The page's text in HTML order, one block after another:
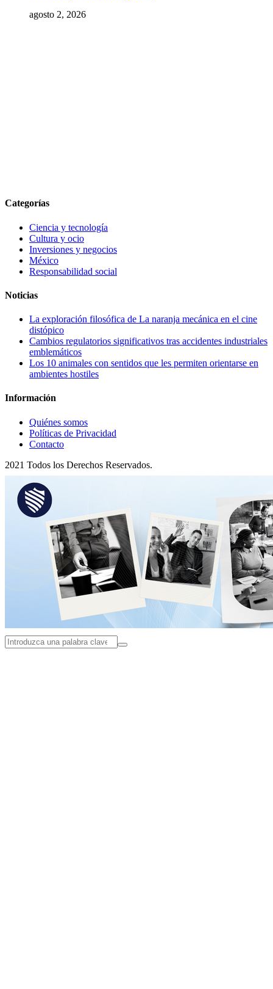
agosto 2, 2026
Categorías
Ciencia y tecnología
Cultura y ocio
Inversiones y negocios
México
Responsabilidad social
Noticias
La exploración filosófica de La naranja mecánica en el cine
distópico
Cambios regulatorios significativos tras accidentes industriales
emblemáticos
Los 10 animales con sentidos que les permiten orientarse en
ambientes hostiles
Información
Quiénes somos
Políticas de Privacidad
Contacto
2021 Todos los Derechos Reservados.